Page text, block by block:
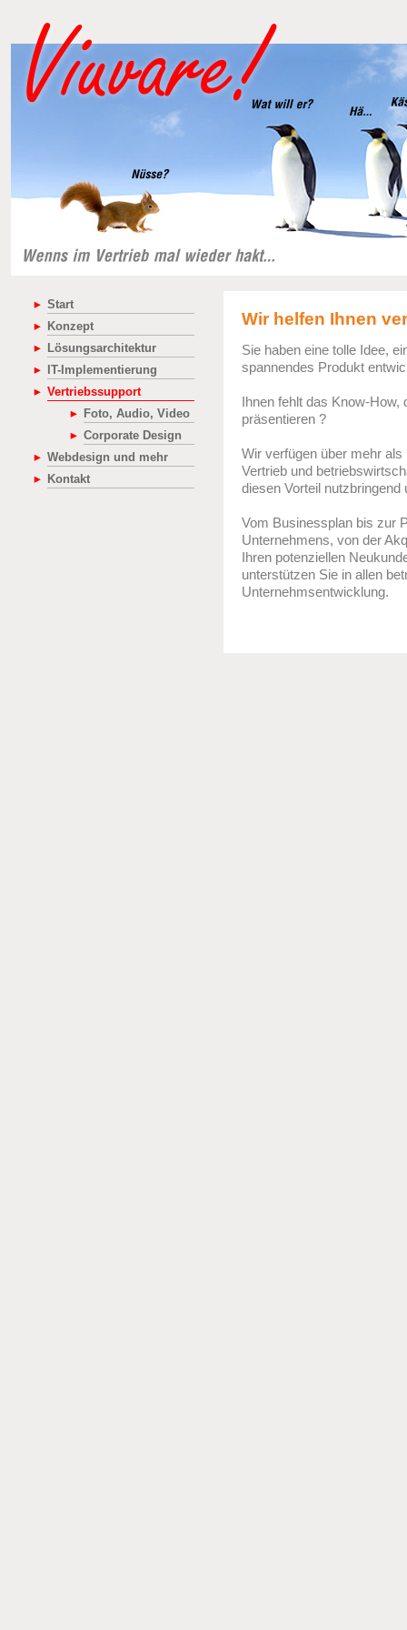
Start
Konzept
Lösungsarchitektur
IT-Implementierung
Vertriebssupport
Foto, Audio, Video
Corporate Design
Webdesign und mehr
Kontakt
Wir helfen Ihnen
Sie haben eine tolle Idee,
spannendes Produkt
Ihnen fehlt das Know-
präsentieren ?
Wir verfügen über mehr
Vertrieb und
diesen Vorteil nutzbringend
Vom Businessplan bis zur
Unternehmens, von der
Ihren potenziellen
unterstützen Sie in allen
Unternehmsentwicklung.